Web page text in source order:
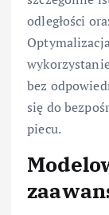
odległości
bez
się do
piecu.